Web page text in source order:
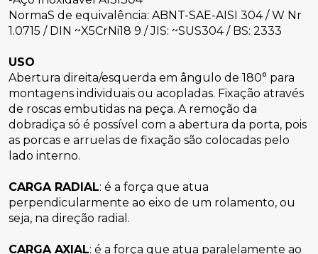
NormaS de equivalência: ABNT-SAE-AISI 304 / W Nr
1.0715 / DIN ~X5CrNi18 9 / JIS: ~SUS304 / BS: 2333
USO
Abertura direita/esquerda em ângulo de 180° para
montagens individuais ou acopladas. Fixação através
de roscas embutidas na peça. A remoção da
dobradiça só é possível com a abertura da porta, pois
as porcas e arruelas de fixação são colocadas pelo
lado interno.
CARGA RADIAL: é a força que atua
perpendicularmente ao eixo de um rolamento, ou
seja, na direção radial.
CARGA AXIAL: é a força que atua paralelamente ao